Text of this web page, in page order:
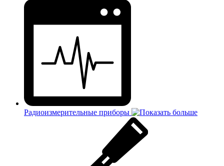
Радиоизмерительные приборы